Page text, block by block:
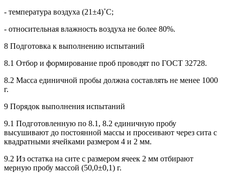
- температура воздуха (21±4)˚С;
- относительная влажность воздуха не более 80%.
8 Подготовка к выполнению испытаний
8.1 Отбор и формирование проб проводят по ГОСТ 32728.
8.2 Масса единичной пробы должна составлять не менее 1000
г.
9 Порядок выполнения испытаний
9.1 Подготовленную по 8.1, 8.2 единичную пробу
высушивают до постоянной массы и просеивают через сита с
квадратными ячейками размером 4 и 2 мм.
9.2 Из остатка на сите с размером ячеек 2 мм отбирают
мерную пробу массой (50,0±0,1) г.